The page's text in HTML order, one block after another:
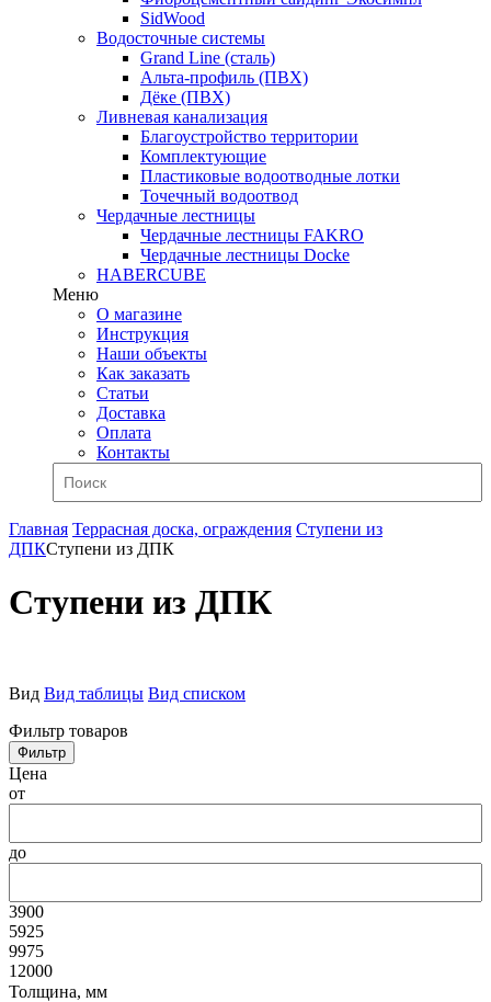
SidWood
Водосточные системы
Grand Line (сталь)
Альта-профиль (ПВХ)
Дёке (ПВХ)
Ливневая канализация
Благоустройство территории
Комплектующие
Пластиковые водоотводные лотки
Точечный водоотвод
Чердачные лестницы
Чердачные лестницы FAKRO
Чердачные лестницы Docke
HABERCUBE
Меню
О магазине
Инструкция
Наши объекты
Как заказать
Статьи
Доставка
Оплата
Контакты
Главная Террасная доска, ограждения Ступени из
ДПКСтупени из ДПК
Ступени из ДПК
Вид Вид таблицы Вид списком
Фильтр товаров
Фильтр
Цена
от
до
3900
5925
9975
12000
Толщина, мм